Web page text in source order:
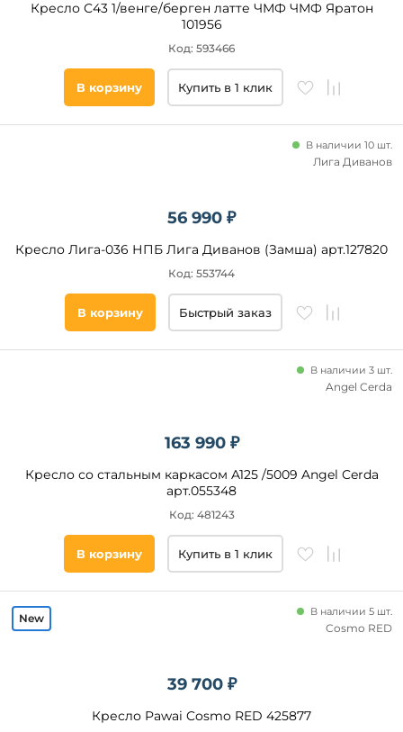
Кресло С43 1/венге/берген латте ЧМФ ЧМФ Яратон
101956
Код: 593466
В корзину Купить в 1 клик
56 990 ₽
Кресло Лига-036 НПБ Лига Диванов (Замша) арт.127820
В наличии 10 шт.
Код: 553744
Лига Диванов
В корзину Быстрый заказ
163 990 ₽
Кресло со стальным каркасом A125 /5009 Angel Cerda
арт.055348
В наличии 3 шт.
Код: 481243
Angel Cerda
В корзину Купить в 1 клик
39 700 ₽
Кресло Pawai Cosmo RED 425877
В наличии 5 шт.
Cosmo RED